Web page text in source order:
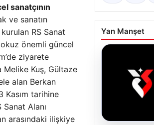
sanatçının
ve sanatın
RS Sanat
önemli güncel
ziyarete
Melike Kuş, Gültaze
alan Berkan
Kasım tarihine
Sanat Alanı
arasındaki ilişkiye
Yan Manşet